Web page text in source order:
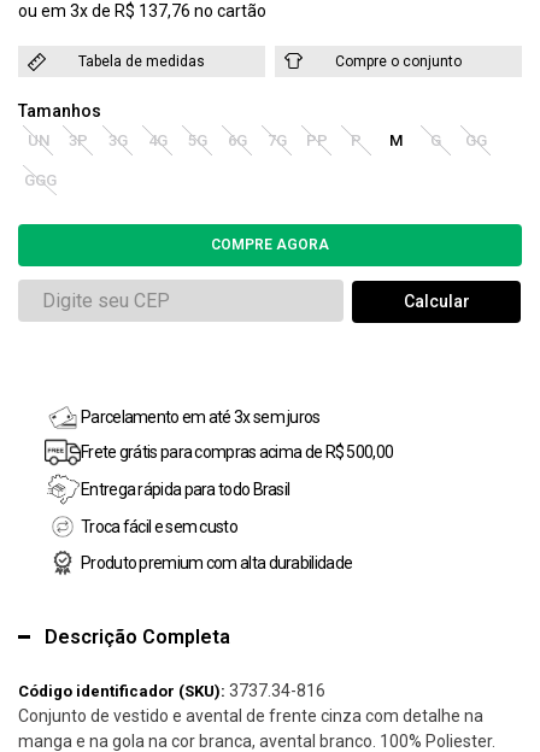
3x R$ 137,76
Tabela de medidas Compre o conjunto
UN 3P 3G 4G 5G 6G 7G PP P M G GG
GGG
Parcelamento em até 3x sem juros
Frete grátis para compras acima de R$ 500,00
Entrega rápida para todo Brasil
Troca fácil e sem custo
Produto premium com alta durabilidade
Descrição Completa
Código identificador (SKU): 3737.34-816
Conjunto de vestido e avental de frente cinza com detalhe na
manga e na gola na cor branca, avental branco. 100% Poliester.